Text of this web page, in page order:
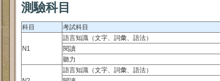
測驗科目
科目 考試科目
N1
語言知識（文字、詞彙、語法）
閱讀
聽力
語言知識（文字、詞彙、語法）